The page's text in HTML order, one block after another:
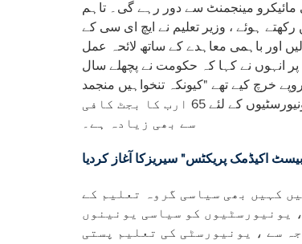
مائیکرو مینجمنٹ سے دور رہے گی۔ تاہم
ہوئے ، وزیر تعلیم نے ایچ ای سی کے
اور باہمی معاہدے کے ساتھ لائحہ عمل
انہوں نے کہا کہ حکومت نے پچھلے سال
ترقیاتی اور غیر ترقیاتی منصوبوں کی گنجائش میں 64 ارب روپے خرچ کیے تھے "کیونکہ تنخواہیں منجمد
ہیں اور ملک ایک نازک مرحلے سے گذر رہا ہے انہوں نے مزید کہا کہ یونیورسٹیوں کے لئے 65 ارب کا بجٹ کافی
سے بھی زیادہ ہے۔
اکیڈمک پریکٹس" سیریزکا آغاز کردیا
کہیں بھی سیاسی گروہ تعلیم کے
یونیورسٹیوں کو سیاسی یونینوں
سے ، یونیورسٹی کی تعلیم پستی